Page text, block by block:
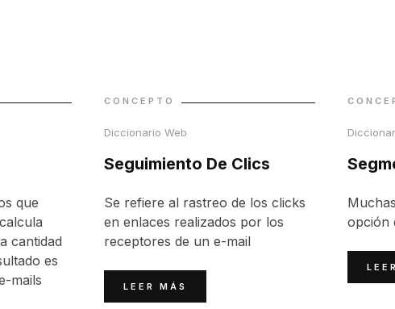
que
cantidad
es
mails
CONCEPTO
Diccionario Web
Seguimiento De Clics
Se refiere al rastreo de los clicks
en enlaces realizados por los
receptores de un e-mail
LEER MÁS
opción